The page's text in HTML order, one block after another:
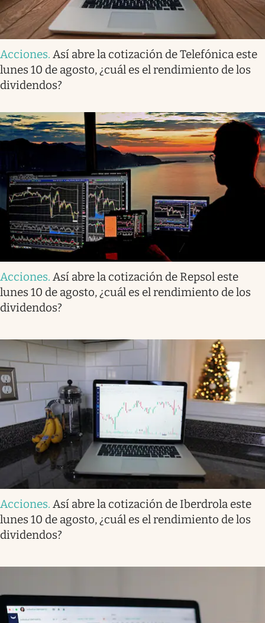
Acciones. Así abre la cotización de Telefónica este
lunes 10 de agosto, ¿cuál es el rendimiento de los
dividendos?
Acciones. Así abre la cotización de Repsol este
lunes 10 de agosto, ¿cuál es el rendimiento de los
dividendos?
Acciones. Así abre la cotización de Iberdrola este
lunes 10 de agosto, ¿cuál es el rendimiento de los
dividendos?